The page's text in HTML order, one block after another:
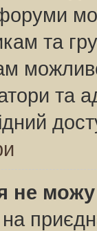
та
та
не